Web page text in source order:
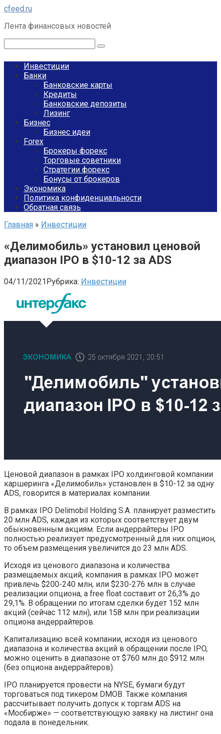
Перейти
контенту
cfeed.ru
Лента финансовых новостей
Инвестиции
Банки
Банковские карты
Кредиты
Банковские депозиты
Лизинг
Бизнес
Бизнес идеи
Forex
Брокеры форекс
Торговые советники
Стратегии форекс
Бонусы от брокеров
Экономика
Политика конфиденциальности
Обратная связь
Главная » Инвестиции
«Делимобиль» установил ценовой
диапазон IPO в $10-12 за ADS
04/11/2021Рубрика: Инвестиции
Ценовой диапазон в рамках IPO холдинговой компании
каршеринга «Делимобиль» установлен в $10-12 за одну
ADS, говорится в материалах компании.
В рамках IPO Delimobil Holding S.A. планирует разместить
20 млн ADS, каждая из которых соответствует двум
обыкновенным акциям. Если андеррайтеры IPO
полностью реализует предусмотренный для них опцион,
то объем размещения увеличится до 23 млн ADS.
Исходя из ценового диапазона и количества
размещаемых акций, компания в рамках IPO может
привлечь $200-240 млн, или $230-276 млн в случае
реализации опциона, а free float составит от 26,3% до
29,1%. В обращении по итогам сделки будет 152 млн
акций (сейчас 112 млн), или 158 млн при реализации
опциона андеррайтеров.
Капитализацию всей компании, исходя из ценового
диапазона и количества акций в обращении после IPO,
можно оценить в диапазоне от $760 млн до $912 млн
(без опциона андеррайтеров).
IPO планируется провести на NYSE, бумаги будут
торговаться под тикером DMOB. Также компания
рассчитывает получить допуск к торгам ADS на
«Мосбирже» — соответствующую заявку на листинг она
подала в понедельник.